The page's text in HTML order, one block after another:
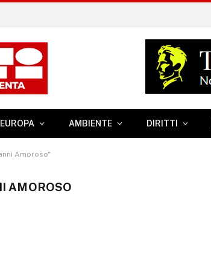
EUROPA AMBIENTE DIRITTI
Amoroso"
AMOROSO